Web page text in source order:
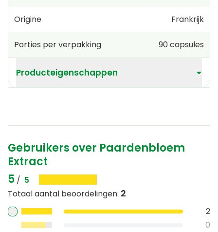
Origine Frankrijk
Porties per verpakking 90capsules
Producteigenschappen
Gebruikers over Paardenbloem
Extract
5 / 5
Totaal aantal beoordelingen: 2
2
0